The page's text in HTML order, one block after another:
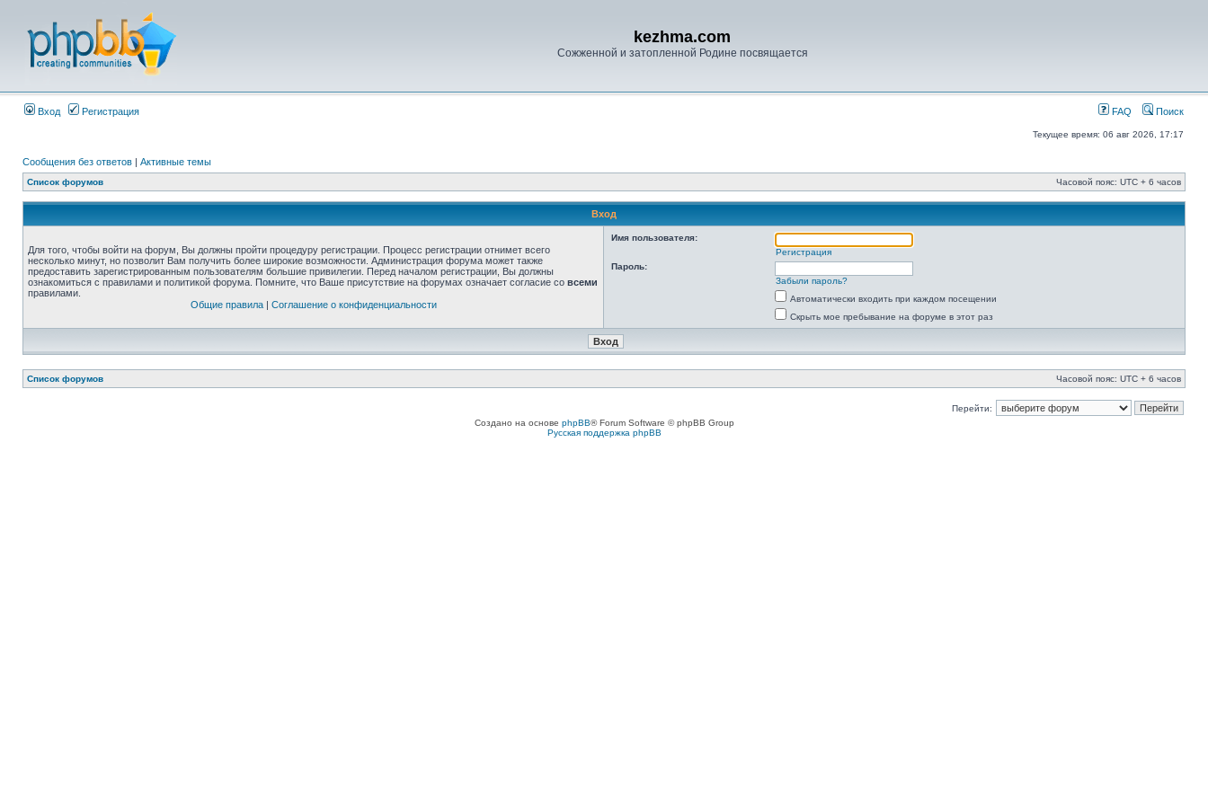
kezhma.com
Сожженной и затопленной Родине посвящается
Вход Регистрация FAQ Поиск
Текущее время: 06 авг 2026, 17:17
Сообщения без ответов | Активные темы
Список форумов Часовой пояс: UTC + 6 часов
Вход
Для того, чтобы войти на форум, Вы должны пройти процедуру регистрации. Процесс регистрации отнимет всего
несколько минут, но позволит Вам получить более широкие возможности. Администрация форума может также
предоставить зарегистрированным пользователям большие привилегии. Перед началом регистрации, Вы должны
ознакомиться с правилами и политикой форума. Помните, что Ваше присутствие на форумах означает согласие со всеми
правилами.
Общие правила| Соглашение о конфиденциальности
Имя пользователя:
Регистрация
Пароль:
Забыли пароль?
Автоматически входить при каждом посещении
Скрыть мое пребывание на форуме в этот раз
Список форумов Часовой пояс: UTC + 6 часов
Перейти:
Создано на основе phpBB® Forum Software © phpBB Group
Русская поддержка phpBB